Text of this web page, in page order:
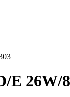
26W/